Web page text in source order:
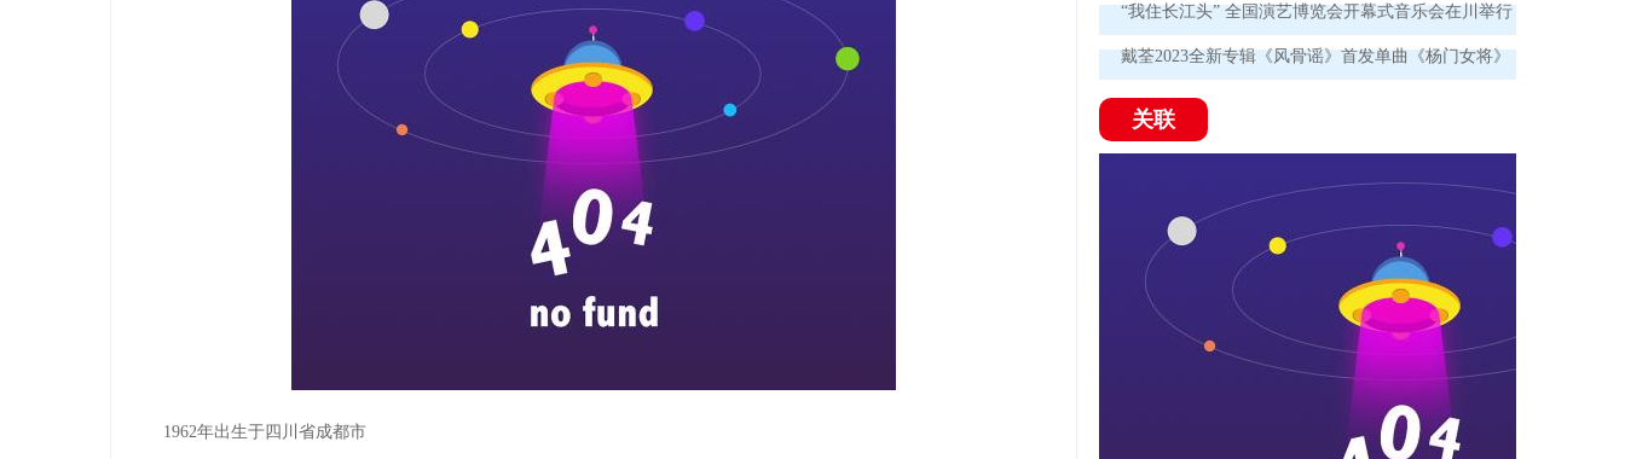
1962年出生于四川省成都市
戏连台！
“我住长江头” 全国演艺博览会开幕式音乐会在川举行
戴荃2023全新专辑《风骨谣》首发单曲《杨门女将》
为时代英雄喝彩
关联